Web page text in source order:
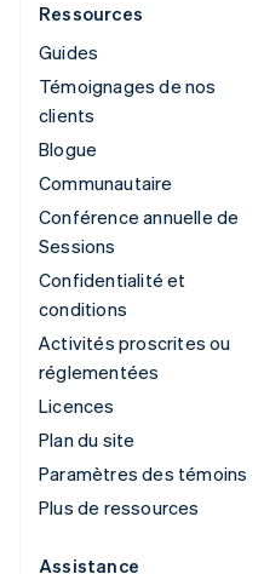
Ressources
Guides
Témoignages de nos
clients
Blogue
Communautaire
Conférence annuelle de
Sessions
Confidentialité et
conditions
Activités proscrites ou
réglementées
Licences
Plan du site
Paramètres des témoins
Plus de ressources
Assistance